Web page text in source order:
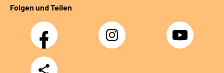
Folgen und Teilen
Facebook Instagram YouTube
Teilen